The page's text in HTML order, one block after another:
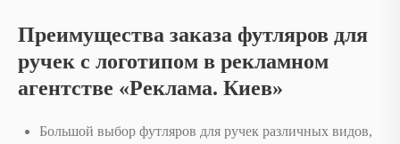
Преимущества заказа футляров для
ручек с логотипом в рекламном
агентстве «Реклама. Киев»
Большой выбор футляров для ручек различных видов,